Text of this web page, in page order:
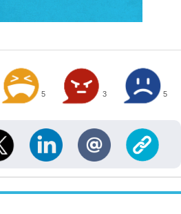
5 3 5